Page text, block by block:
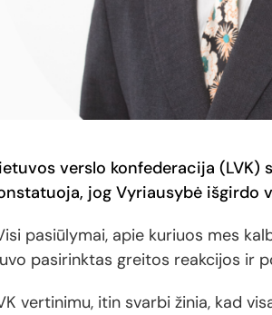
verslo konfederacija
jog Vyriausybė išgirdo
pasiūlymai, apie kuriuos mes
pasirinktas greitos reakcijos ir
vertinimu, itin svarbi žinia, kad